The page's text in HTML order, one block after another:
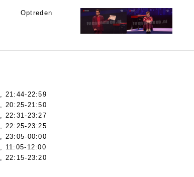
Optreden
, 21:44-22:59
, 20:25-21:50
, 22:31-23:27
, 22:25-23:25
, 23:05-00:00
, 11:05-12:00
, 22:15-23:20